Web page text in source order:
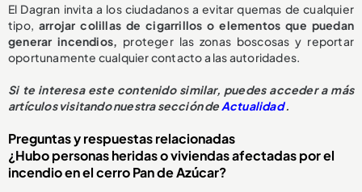
El Dagran invita a los ciudadanos a evitar quemas de cualquier
tipo, arrojar colillas de cigarrillos o elementos que puedan
generar incendios, proteger las zonas boscosas y reportar
oportunamente cualquier contacto a las autoridades.
Si te interesa este contenido similar, puedes acceder a más
artículos visitando nuestra sección deActualidad.
Preguntas y respuestas relacionadas
¿Hubo personas heridas o viviendas afectadas por el
incendio en el cerro Pan de Azúcar?